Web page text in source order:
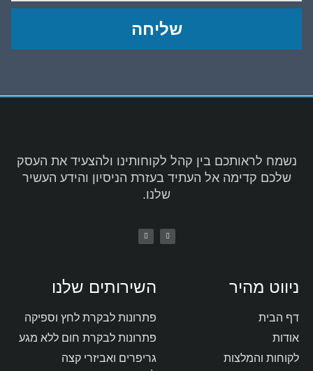
שליחה
נשמח לראותכם בין קהל לקוחותינו ולהצעיד את העסק
שלכם קדימה אל העתיד בעזרת הניסיון והידע העשיר
שלנו.
ניווט מהיר
דף הבית
אודות
לקוחות והמלצות
השירותים שלנו
פתרונות לבקרת לחץ וספיקה
פתרונות לבקרת חום ללא מגע
גריפרים ואביזרי קצה